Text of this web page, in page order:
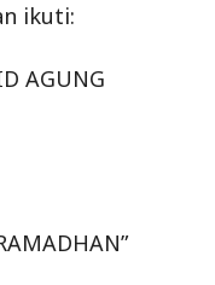
ikuti:
AGUNG